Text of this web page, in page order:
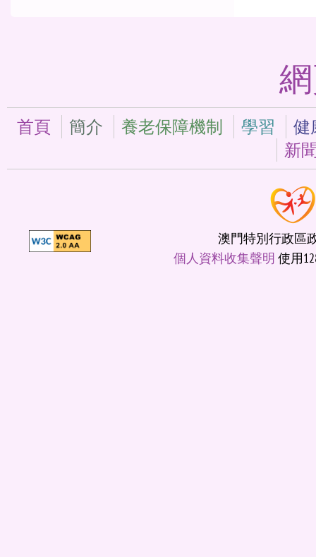
首頁 簡介 養老保障機制 學習
健
新
澳門特別行政區
個人資料收集聲明 使用